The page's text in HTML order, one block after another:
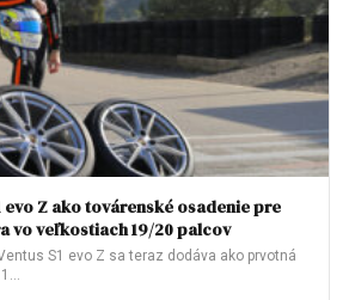
evo Z ako továrenské osadenie pre
vo veľkostiach 19/20 palcov
S1 evo Z sa teraz dodáva ako prvotná